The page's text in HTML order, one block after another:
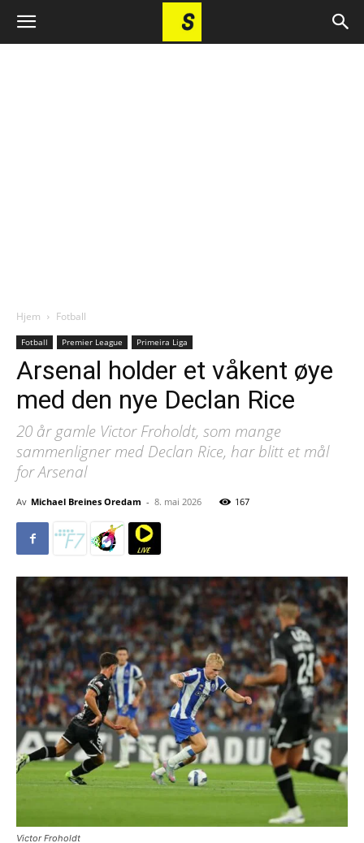
Hjem Fotball
Fotball Premier League Primeira Liga
Arsenal holder et våkent øye
med den nye Declan Rice
20 år gamle Victor Froholdt, som mange
sammenligner med Declan Rice, har blitt et mål
for Arsenal
Av Michael Breines Oredam - 8. mai 2026 167
Victor Froholdt